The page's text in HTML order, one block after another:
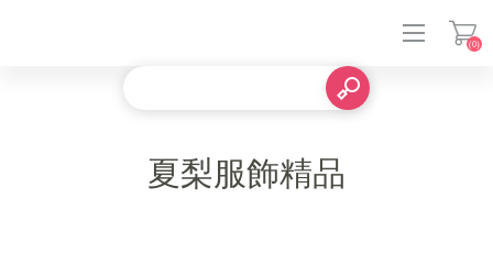
(0)
夏梨服飾精品